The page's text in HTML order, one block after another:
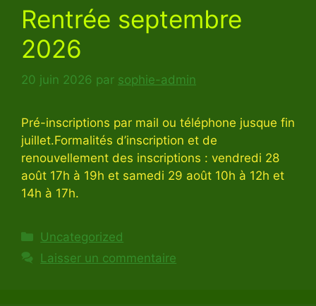
Rentrée septembre
2026
20 juin 2026 par sophie-admin
Pré-inscriptions par mail ou téléphone jusque fin
juillet.Formalités d’inscription et de
renouvellement des inscriptions : vendredi 28
août 17h à 19h et samedi 29 août 10h à 12h et
14h à 17h.
Catégories
Uncategorized
Laisser un commentaire